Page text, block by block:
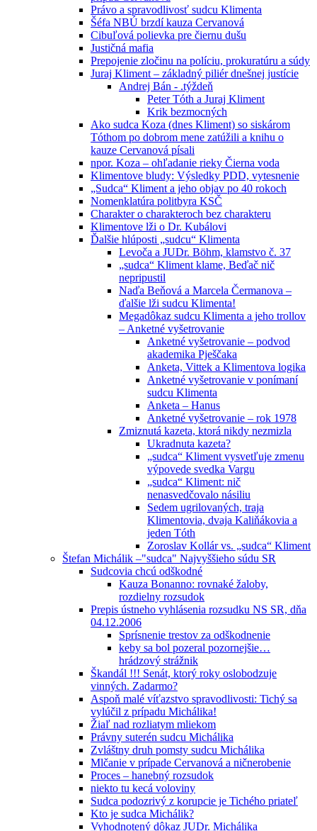
Právo a spravodlivosť sudcu Klimenta
Šéfa NBÚ brzdí kauza Cervanová
Cibuľová polievka pre čiernu dušu
Justičná mafia
Prepojenie zločinu na políciu, prokuratúru a súdy
Juraj Kliment – základný piliér dnešnej justície
Andrej Bán - .týždeň
Peter Tóth a Juraj Kliment
Krik bezmocných
Ako sudca Koza (dnes Kliment) so siskárom
Tóthom po dobrom mene zatúžili a knihu o
kauze Cervanová písali
npor. Koza – ohľadanie rieky Čierna voda
Klimentove bludy: Výsledky PDD, vytesnenie
„Sudca“ Kliment a jeho objav po 40 rokoch
Nomenklatúra politbyra KSČ
Charakter o charakteroch bez charakteru
Klimentove lži o Dr. Kubálovi
Ďalšie hlúposti „sudcu“ Klimenta
Levoča a JUDr. Böhm, klamstvo č. 37
„sudca“ Kliment klame, Beďač nič
nepripustil
Naďa Beňová a Marcela Čermanova –
ďalšie lži sudcu Klimenta!
Megadôkaz sudcu Klimenta a jeho trollov
– Anketné vyšetrovanie
Anketné vyšetrovanie – podvod
akademika Pješčaka
Anketa, Vittek a Klimentova logika
Anketné vyšetrovanie v ponímaní
sudcu Klimenta
Anketa – Hanus
Anketné vyšetrovanie – rok 1978
Zmiznutá kazeta, ktorá nikdy nezmizla
Ukradnuta kazeta?
„sudca“ Kliment vysvetľuje zmenu
výpovede svedka Vargu
„sudca“ Kliment: nič
nenasvedčovalo násiliu
Sedem ugrilovaných, traja
Klimentovia, dvaja Kaliňákovia a
jeden Tóth
Zoroslav Kollár vs. „sudca“ Kliment
Štefan Michálik –"sudca" Najvyššieho súdu SR
Sudcovia chcú odškodné
Kauza Bonanno: rovnaké žaloby,
rozdielny rozsudok
Prepis ústneho vyhlásenia rozsudku NS SR, dňa
04.12.2006
Sprísnenie trestov za odškodnenie
keby sa bol pozeral pozornejšie…
hrádzový strážnik
Škandál !!! Senát, ktorý roky oslobodzuje
vinných. Zadarmo?
Aspoň malé víťazstvo spravodlivosti: Tichý sa
vylúčil z prípadu Michálika!
Žiaľ nad rozliatym mliekom
Právny suterén sudcu Michálika
Zvláštny druh pomsty sudcu Michálika
Mlčanie v prípade Cervanová a ničnerobenie
Proces – hanebný rozsudok
niekto tu kecá voloviny
Sudca podozrivý z korupcie je Tichého priateľ
Kto je sudca Michálik?
Vyhodnotený dôkaz JUDr. Michálika